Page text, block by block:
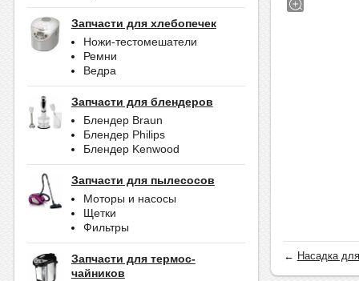
Запчасти для хлебопечек
Ножи-тестомешатели
Ремни
Ведра
Запчасти для блендеров
Блендер Braun
Блендер Philips
Блендер Kenwood
Запчасти для пылесосов
Моторы и насосы
Щетки
Фильтры
Запчасти для термос-
чайников
← Насадка